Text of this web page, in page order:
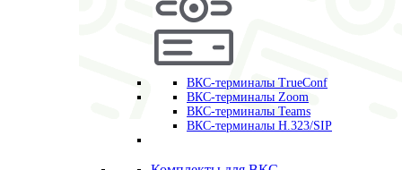
ВКС-терминалы TrueConf
ВКС-терминалы Zoom
ВКС-терминалы Teams
ВКС-терминалы H.323/SIP